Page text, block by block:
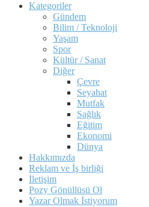
Kategoriler
Gündem
Bilim / Teknoloji
Yaşam
Spor
Kültür / Sanat
Diğer
Çevre
Seyahat
Mutfak
Sağlık
Eğitim
Ekonomi
Dünya
Hakkımızda
Reklam ve İş birliği
İletişim
Pozy Gönüllüsü Ol
Yazar Olmak İstiyorum